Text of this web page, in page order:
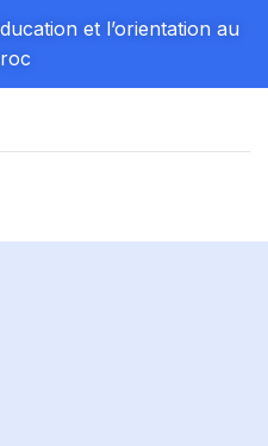
et l’orientation au